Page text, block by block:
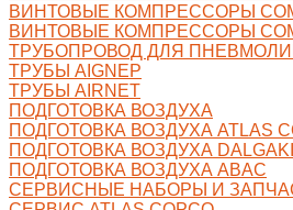
ВИНТОВЫЕ КОМПРЕССОРЫ
ВИНТОВЫЕ КОМПРЕССОРЫ
ТРУБОПРОВОД ДЛЯ
ТРУБЫ AIGNEP
ТРУБЫ AIRNET
ПОДГОТОВКА ВОЗДУХА
ПОДГОТОВКА ВОЗДУХА ATLAS
ПОДГОТОВКА ВОЗДУХА
ПОДГОТОВКА ВОЗДУХА ABAC
СЕРВИСНЫЕ НАБОРЫ И